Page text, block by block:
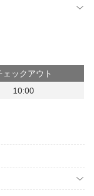
ェックアウト
10:00